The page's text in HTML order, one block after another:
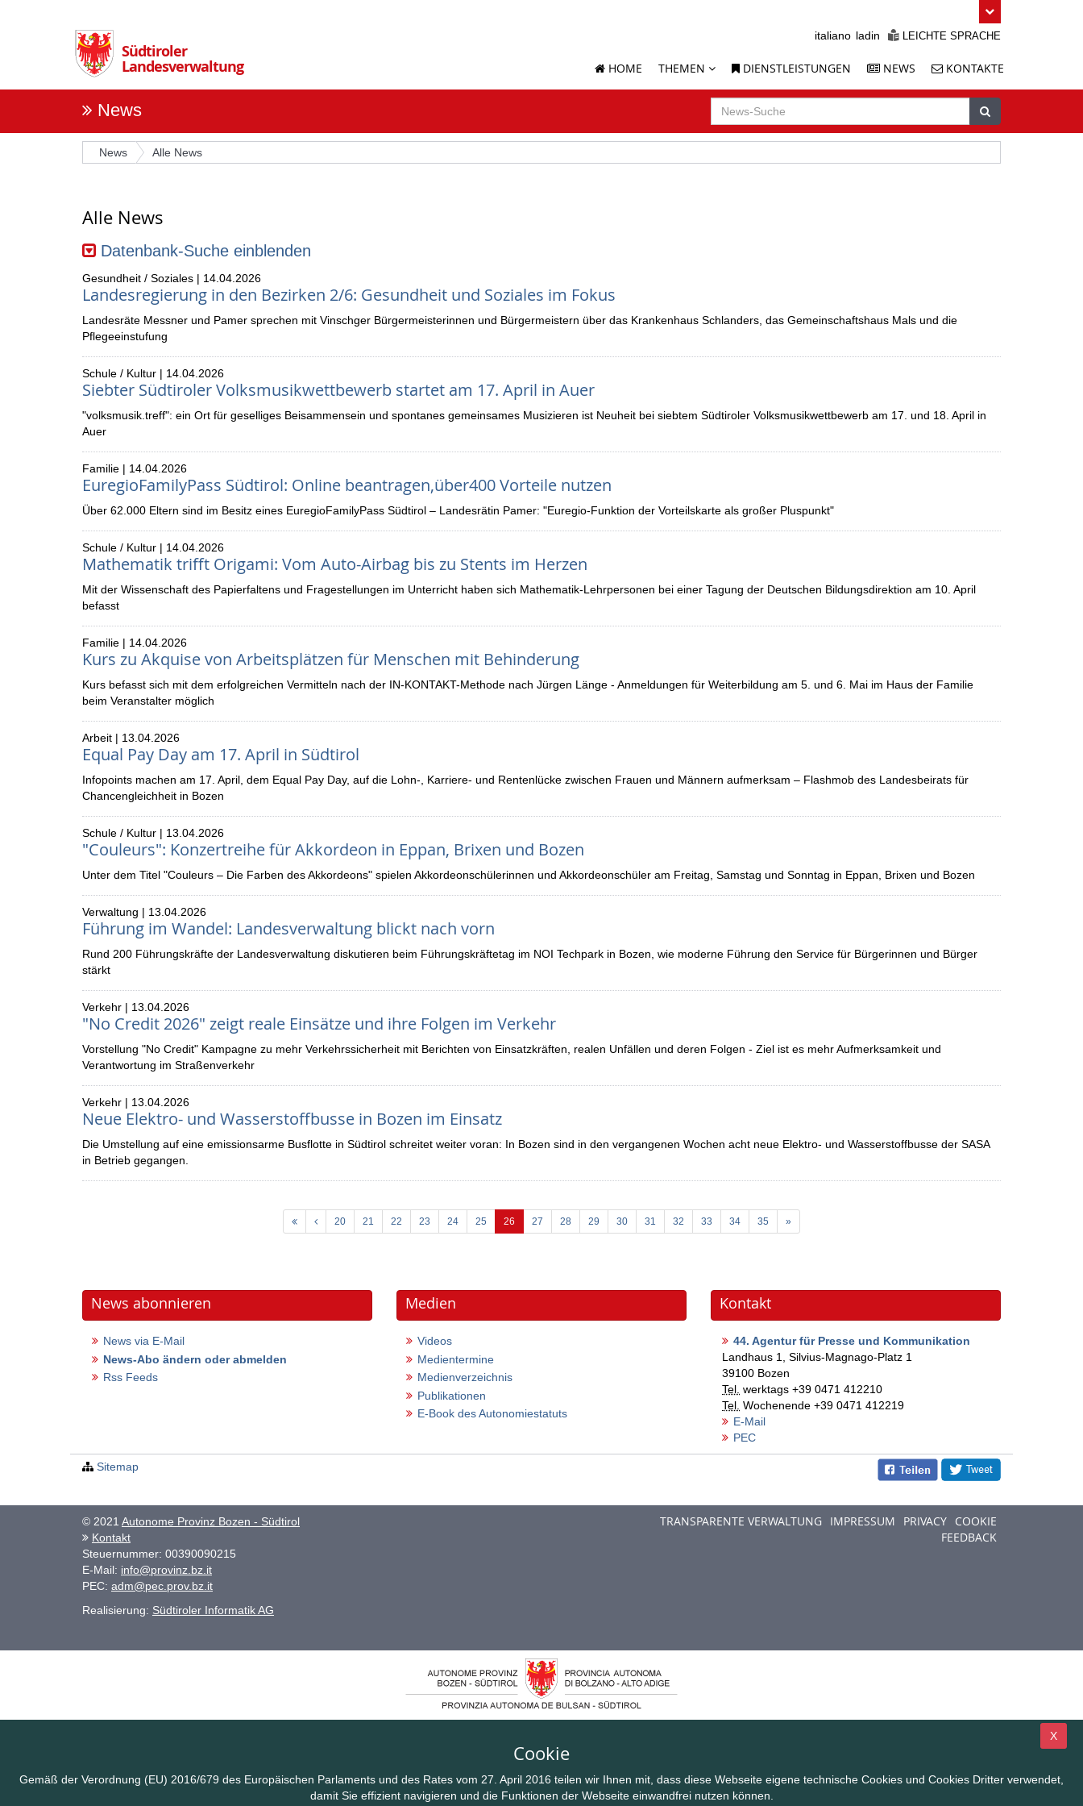
italiano ladin LEICHTE SPRACHE
Südtiroler
Landesverwaltung HOME THEMEN DIENSTLEISTUNGEN NEWS KONTAKTE
News Suche
News-
Suchen
News Alle News
Alle News
Datenbank-Suche einblenden
Gesundheit / Soziales | 14.04.2026
Landesregierung in den Bezirken 2/6: Gesundheit und Soziales im Fokus
Landesräte Messner und Pamer sprechen mit Vinschger Bürgermeisterinnen und Bürgermeistern über das Krankenhaus Schlanders, das Gemeinschaftshaus Mals und die
Pflegeeinstufung
Schule / Kultur | 14.04.2026
Siebter Südtiroler Volksmusikwettbewerb startet am 17. April in Auer
"volksmusik.treff": ein Ort für geselliges Beisammensein und spontanes gemeinsames Musizieren ist Neuheit bei siebtem Südtiroler Volksmusikwettbewerb am 17. und 18. April in
Auer
Familie | 14.04.2026
EuregioFamilyPass Südtirol: Online beantragen,über400 Vorteile nutzen
Über 62.000 Eltern sind im Besitz eines EuregioFamilyPass Südtirol – Landesrätin Pamer: "Euregio-Funktion der Vorteilskarte als großer Pluspunkt"
Schule / Kultur | 14.04.2026
Mathematik trifft Origami: Vom Auto-Airbag bis zu Stents im Herzen
Mit der Wissenschaft des Papierfaltens und Fragestellungen im Unterricht haben sich Mathematik-Lehrpersonen bei einer Tagung der Deutschen Bildungsdirektion am 10. April
befasst
Familie | 14.04.2026
Kurs zu Akquise von Arbeitsplätzen für Menschen mit Behinderung
Kurs befasst sich mit dem erfolgreichen Vermitteln nach der IN-KONTAKT-Methode nach Jürgen Länge - Anmeldungen für Weiterbildung am 5. und 6. Mai im Haus der Familie
beim Veranstalter möglich
Arbeit | 13.04.2026
Equal Pay Day am 17. April in Südtirol
Infopoints machen am 17. April, dem Equal Pay Day, auf die Lohn-, Karriere- und Rentenlücke zwischen Frauen und Männern aufmerksam – Flashmob des Landesbeirats für
Chancengleichheit in Bozen
Schule / Kultur | 13.04.2026
"Couleurs": Konzertreihe für Akkordeon in Eppan, Brixen und Bozen
Unter dem Titel "Couleurs – Die Farben des Akkordeons" spielen Akkordeonschülerinnen und Akkordeonschüler am Freitag, Samstag und Sonntag in Eppan, Brixen und Bozen
Verwaltung | 13.04.2026
Führung im Wandel: Landesverwaltung blickt nach vorn
Rund 200 Führungskräfte der Landesverwaltung diskutieren beim Führungskräftetag im NOI Techpark in Bozen, wie moderne Führung den Service für Bürgerinnen und Bürger
stärkt
Verkehr | 13.04.2026
"No Credit 2026" zeigt reale Einsätze und ihre Folgen im Verkehr
Vorstellung "No Credit" Kampagne zu mehr Verkehrssicherheit mit Berichten von Einsatzkräften, realen Unfällen und deren Folgen - Ziel ist es mehr Aufmerksamkeit und
Verantwortung im Straßenverkehr
Verkehr | 13.04.2026
Neue Elektro- und Wasserstoffbusse in Bozen im Einsatz
Die Umstellung auf eine emissionsarme Busflotte in Südtirol schreitet weiter voran: In Bozen sind in den vergangenen Wochen acht neue Elektro- und Wasserstoffbusse der SASA
in Betrieb gegangen.
20 21 22 23 24 25 26 (current)
27 28 29 30 31 32 33 34 35 »
News abonnieren
News via E-Mail
News-Abo ändern oder abmelden
Rss Feeds
Medien
Videos
Medientermine
Medienverzeichnis
Publikationen
E-Book des Autonomiestatuts
Kontakt
44. Agentur für Presse und Kommunikation
Landhaus 1, Silvius-Magnago-Platz 1
39100 Bozen
Tel. werktags +39 0471 412210
Tel. Wochenende +39 0471 412219
E-Mail
PEC
Sitemap
© 2021 Autonome Provinz Bozen - Südtirol
Kontakt
Steuernummer: 00390090215
E-Mail: info@provinz.bz.it
PEC: adm@pec.prov.bz.it
Realisierung: Südtiroler Informatik AG
TRANSPARENTE VERWALTUNG IMPRESSUM PRIVACY COOKIE
FEEDBACK
X
Cookie
Gemäß der Verordnung (EU) 2016/679 des Europäischen Parlaments und des Rates vom 27. April 2016 teilen wir Ihnen mit, dass diese Webseite eigene technische Cookies und Cookies Dritter verwendet,
damit Sie effizient navigieren und die Funktionen der Webseite einwandfrei nutzen können.